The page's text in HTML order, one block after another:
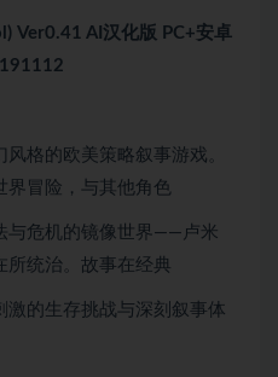
Ver0.41 AI汉化版 PC+安卓
风格的欧美策略叙事游戏。
界冒险，与其他角色
与危机的镜像世界——卢米
所统治。故事在经典
的生存挑战与深刻叙事体